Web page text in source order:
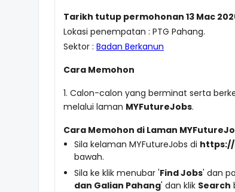
Tarikh tutup permohonan 13 Mac
Lokasi penempatan : PTG Pahang.
Sektor : Badan Berkanun
Cara Memohon
1. Calon-calon yang berminat serta
melalui laman MYFutureJobs.
Cara Memohon di Laman
Sila kelaman MYFutureJobs di
bawah.
Sila ke klik menubar 'Find Jobs' dan
dan Galian Pahang' dan klik Search